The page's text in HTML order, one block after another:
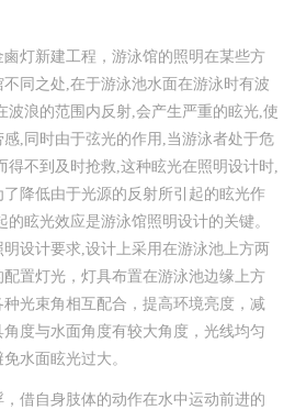
灯新建工程，游泳馆的照明在某些方
同之处,在于游泳池水面在游泳时有波
波浪的范围内反射,会产生严重的眩光,使
,同时由于弦光的作用,当游泳者处于危
得不到及时抢救,这种眩光在照明设计时,
降低由于光源的反射所引起的眩光作
眩光效应是游泳馆照明设计的关键。
设计要求,设计上采用在游泳池上方两
配置灯光，灯具布置在游泳池边缘上方
光束角相互配合，提高环境亮度，减
度与水面角度有较大角度，光线均匀
水面眩光过大。
借自身肢体的动作在水中运动前进的